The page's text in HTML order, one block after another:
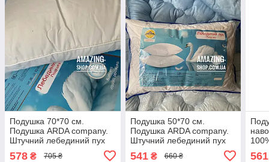
Подушка 70*70 см.
Подушка ARDA company.
Штучний лебединий пух
578 ₴ 705 ₴
Подушка 50*70 см.
Подушка ARDA company.
Штучний лебединий пух
541₴ 660 ₴
ОДА
561